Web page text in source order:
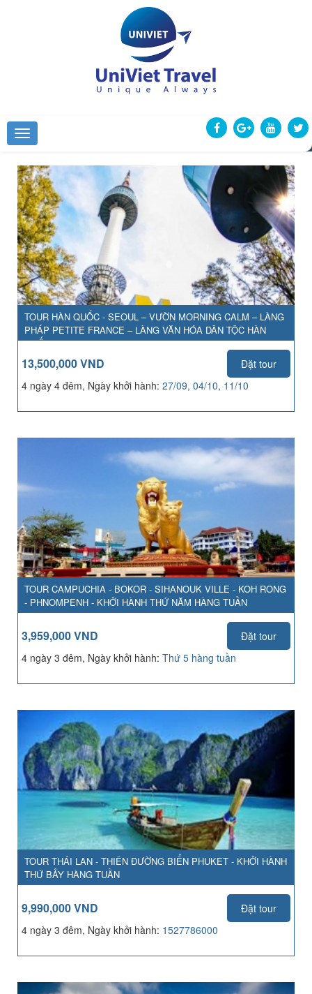
TOUR HÀN QUỐC - SEOUL – VƯỜN MORNING CALM – LÀNG
PHÁP PETITE FRANCE – LÀNG VĂN HÓA DÂN TỘC HÀN
QUỐC
13,500,000 VND
Đặt tour
4 ngày 4 đêm, Ngày khởi hành: 27/09, 04/10, 11/10
TOUR CAMPUCHIA - BOKOR - SIHANOUK VILLE - KOH RONG
- PHNOMPENH - KHỞI HÀNH THỨ NĂM HÀNG TUẦN
3,959,000 VND
Đặt tour
4 ngày 3 đêm, Ngày khởi hành: Thứ 5 hàng tuần
TOUR THÁI LAN - THIÊN ĐƯỜNG BIỂN PHUKET - KHỞI HÀNH
THỨ BẢY HÀNG TUẦN
9,990,000 VND
Đặt tour
4 ngày 3 đêm, Ngày khởi hành: 1527786000